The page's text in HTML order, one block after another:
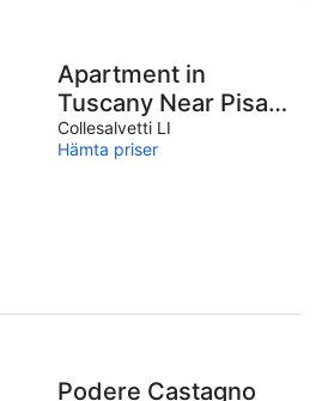
Apartment in
Tuscany Near Pisa
and Beaches
Collesalvetti LI
Hämta priser
Podere Castagno